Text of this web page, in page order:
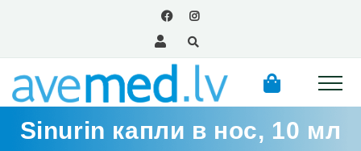
Sinurin капли в нос, 10 мл